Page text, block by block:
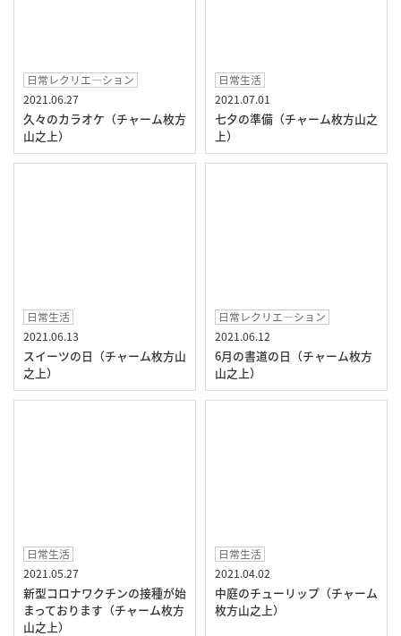
日常レクリエ―ション
2021.06.27
久々のカラオケ（チャーム枚方
山之上）
日常生活
2021.07.01
七夕の準備（チャーム枚方山之
上）
日常生活
2021.06.13
スイーツの日（チャーム枚方山
之上）
日常レクリエ―ション
2021.06.12
6月の書道の日（チャーム枚方
山之上）
日常生活
2021.05.27
新型コロナワクチンの接種が始
まっております（チャーム枚方
山之上）
日常生活
2021.04.02
中庭のチューリップ（チャーム
枚方山之上）